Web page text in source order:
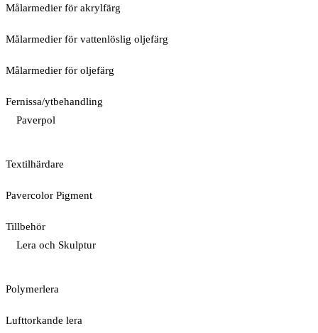
Målarmedier för akrylfärg
Målarmedier för vattenlöslig oljefärg
Målarmedier för oljefärg
Fernissa/ytbehandling
Paverpol
Textilhärdare
Pavercolor Pigment
Tillbehör
Lera och Skulptur
Polymerlera
Lufttorkande lera